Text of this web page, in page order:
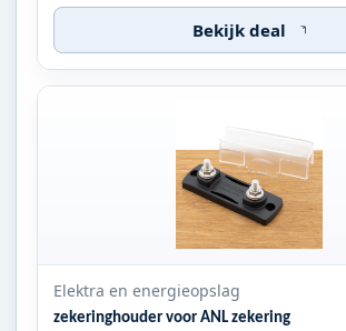
Bekijk deal
Elektra en energieopslag
zekeringhouder voor ANL zekering